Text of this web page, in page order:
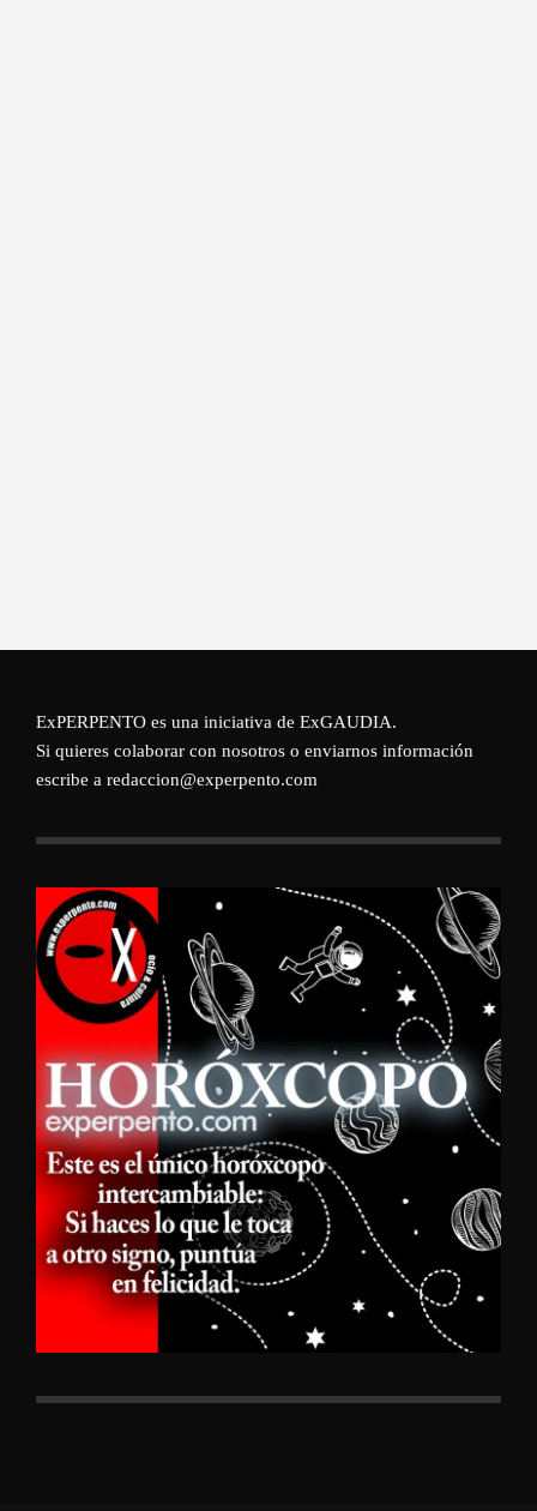
ExPERPENTO es una iniciativa de ExGAUDIA.
Si quieres colaborar con nosotros o enviarnos información
escribe a redaccion@experpento.com